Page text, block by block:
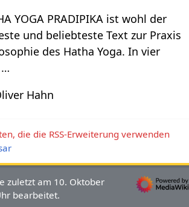
YOGA PRADIPIKA ist wohl der
und beliebteste Text zur Praxis
des Hatha Yoga. In vier
…
Hahn
die die RSS-Erweiterung verwenden
zuletzt am 10. Oktober
bearbeitet.